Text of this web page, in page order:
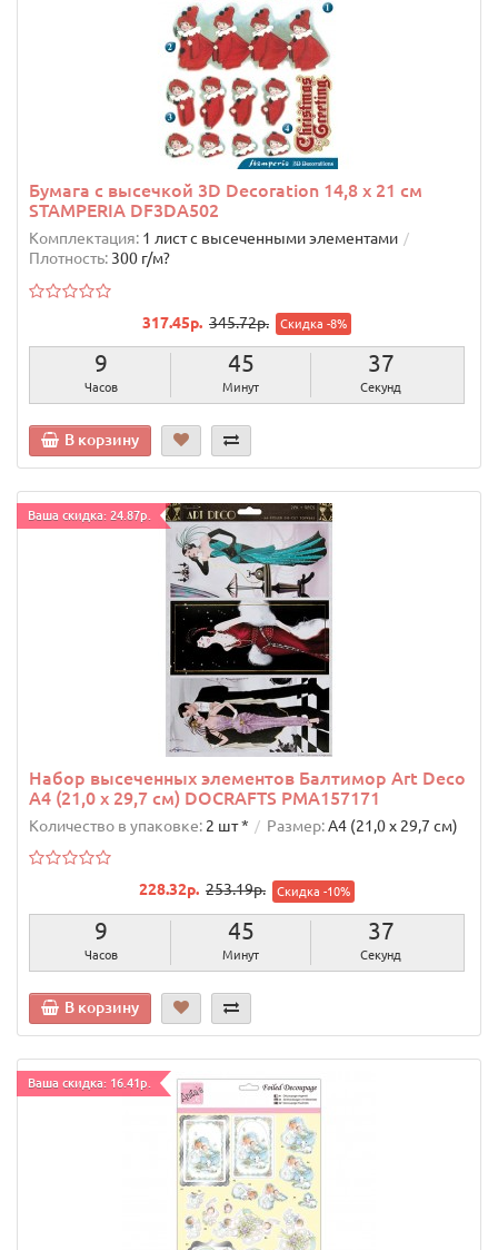
Бумага с высечкой 3D Decoration 14,8 х 21 см
STAMPERIA DF3DA502
Комплектация: 1 лист с высеченными элементами
Плотность: 300 г/м?
317.45р. 345.72р. Скидка -8%
9
Часов
45
Минут
36
Секунд
В корзину
Ваша скидка: 24.87р.
Набор высеченных элементов Балтимор Art Deco
А4 (21,0 х 29,7 см) DOCRAFTS PMA157171
Количество в упаковке: 2 шт * Размер:А4 (21,0 х 29,7 см)
228.32р. 253.19р. Скидка -10%
9
Часов
45
Минут
36
Секунд
В корзину
Ваша скидка: 16.41р.